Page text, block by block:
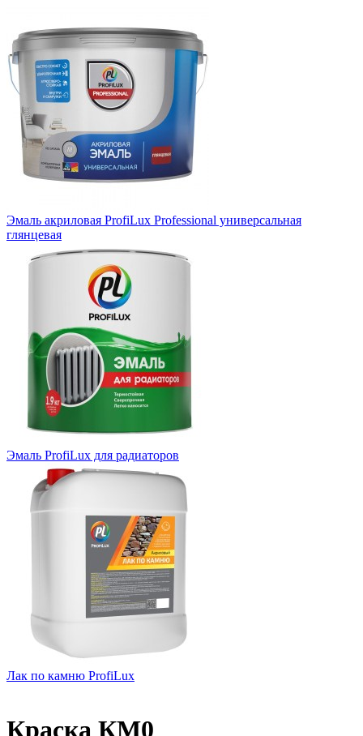
Эмаль акриловая ProfiLux Professional универсальная
глянцевая
Эмаль ProfiLux для радиаторов
Лак по камню ProfiLux
Краска КМ0